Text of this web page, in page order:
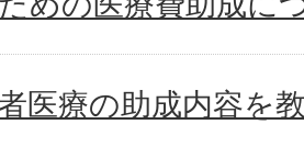
医療の助成内容を